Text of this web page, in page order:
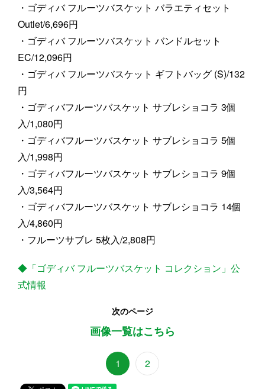
・ゴディバ フルーツバスケット バラエティセット
Outlet/6,696円
・ゴディバ フルーツバスケット バンドルセット
EC/12,096円
・ゴディバ フルーツバスケット ギフトバッグ (S)/132
円
・ゴディバフルーツバスケット サブレショコラ 3個
入/1,080円
・ゴディバフルーツバスケット サブレショコラ 5個
入/1,998円
・ゴディバフルーツバスケット サブレショコラ 9個
入/3,564円
・ゴディバフルーツバスケット サブレショコラ 14個
入/4,860円
・フルーツサブレ 5枚入/2,808円
◆「ゴディバ フルーツバスケット コレクション」公
式情報
次のページ
画像一覧はこちら
1 2